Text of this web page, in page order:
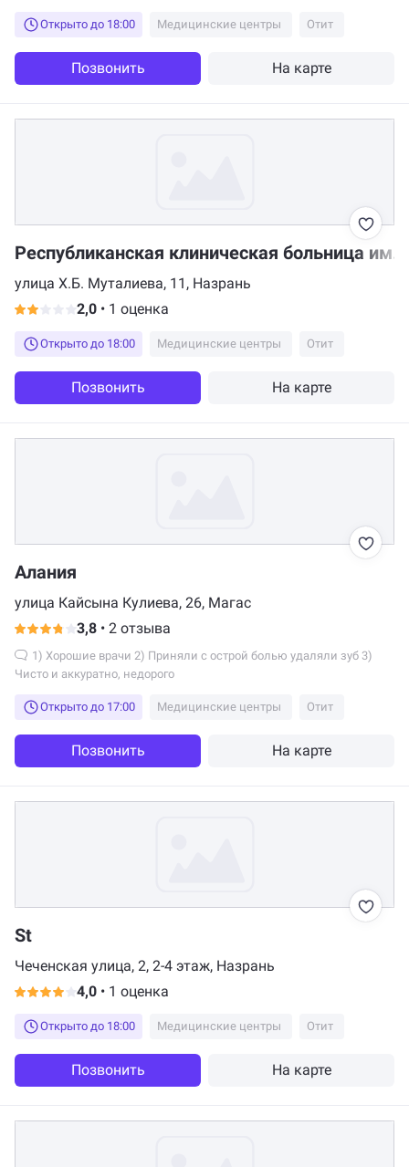
Открыто до 18:00 Медицинские центры Отит
Позвонить На карте
Республиканская клиническая больница
улица Х.Б. Муталиева, 11, Назрань
2,0 • 1 оценка
Открыто до 18:00 Медицинские центры Отит
Позвонить На карте
Алания
улица Кайсына Кулиева, 26, Магас
3,8 • 2 отзыва
Чисто и аккуратно, недорого
Открыто до 17:00 Медицинские центры Отит
Позвонить На карте
St
Чеченская улица, 2, 2-4 этаж, Назрань
4,0 • 1 оценка
Открыто до 18:00 Медицинские центры Отит
Позвонить На карте